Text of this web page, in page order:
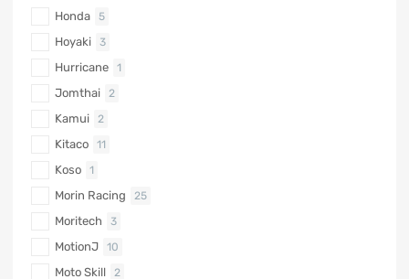
Honda 5
Hoyaki 3
Hurricane 1
Jomthai 2
Kamui 2
Kitaco 11
Koso 1
Morin Racing 25
Moritech 3
MotionJ 10
Moto Skill 2